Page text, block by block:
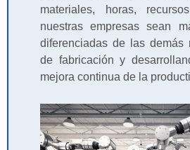
materiales, horas,
nuestras empresas sean
diferenciadas de las demás
de fabricación y
mejora continua de la